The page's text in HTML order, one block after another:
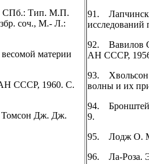
СПб.: Тип. М.П.
соч., М.- Л.:
материи
СССР, 1960. С.
Томсон Дж. Дж.
91.
исследований
92. Вавилов
АН СССР,
93. Хвольсон
волны и их
94.
9.
95. Лодж О.
96. Ла-Роза.